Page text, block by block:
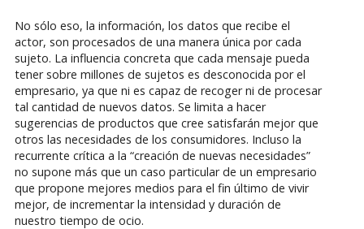
No sólo eso, la información, los datos que recibe el
actor, son procesados de una manera única por cada
sujeto. La influencia concreta que cada mensaje pueda
tener sobre millones de sujetos es desconocida por el
empresario, ya que ni es capaz de recoger ni de procesar
tal cantidad de nuevos datos. Se limita a hacer
sugerencias de productos que cree satisfarán mejor que
otros las necesidades de los consumidores. Incluso la
recurrente crítica a la “creación de nuevas necesidades”
no supone más que un caso particular de un empresario
que propone mejores medios para el fin último de vivir
mejor, de incrementar la intensidad y duración de
nuestro tiempo de ocio.